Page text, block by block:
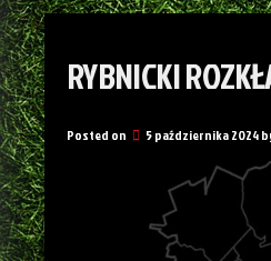
RYBNICKI
Posted on 5 października 2024